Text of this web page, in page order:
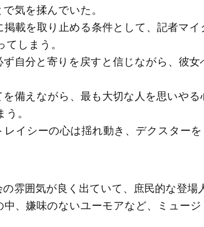
気を揉んでいた。
載を取り止める条件として、記者マイ
しまう。
自分と寄りを戻すと信じながら、彼女
備えながら、最も大切な人を思いやる
。
イシーの心は揺れ動き、デクスターを
雰囲気が良く出ていて、庶民的な登場
、嫌味のないユーモアなど、ミュージ